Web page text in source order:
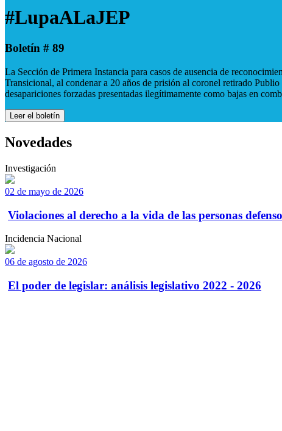
#LupaALaJEP
Boletín # 89
La Sección de Primera Instancia para casos de ausencia de
Transicional, al condenar a 20 años de prisión al coronel retirado
desapariciones forzadas presentadas ilegítimamente como bajas en
Leer el boletín
Novedades
Investigación
02 de mayo de 2026
Violaciones al derecho a la vida de las personas
Incidencia Nacional
06 de agosto de 2026
El poder de legislar: análisis legislativo 2022 - 2026